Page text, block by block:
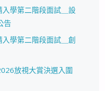
學第二階段面試＿設
告
學第二階段面試＿創
放視大賞決選入圍